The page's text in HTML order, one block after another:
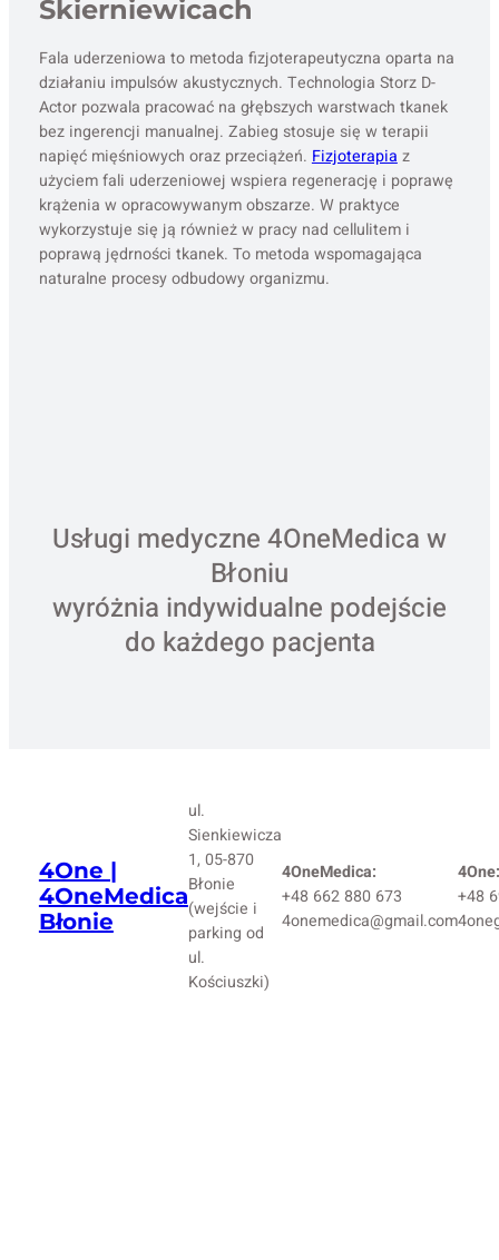
Skierniewicach
Fala uderzeniowa to metoda fizjoterapeutyczna oparta na
działaniu impulsów akustycznych. Technologia Storz D-
Actor pozwala pracować na głębszych warstwach tkanek
bez ingerencji manualnej. Zabieg stosuje się w terapii
napięć mięśniowych oraz przeciążeń.Fizjoterapiaz
użyciem fali uderzeniowej wspiera regenerację i poprawę
krążenia w opracowywanym obszarze. W praktyce
wykorzystuje się ją również w pracy nad cellulitem i
poprawą jędrności tkanek. To metoda wspomagająca
naturalne procesy odbudowy organizmu.
Usługi medyczne 4OneMedica w
Błoniu
wyróżnia indywidualne podejście
do każdego pacjenta
4One |
4OneMedica
Błonie
ul.
Sienkiewicza
1, 05-870
Błonie
(wejście i
parking od
ul.
Kościuszki)
4OneMedica:
+48 662 880 673
4onemedica@gmail.com
4One:
+48